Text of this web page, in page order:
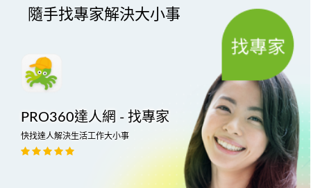
隨手找專家解決大小事
PRO360達人網 - 找專家
快找達人解決生活工作大小事